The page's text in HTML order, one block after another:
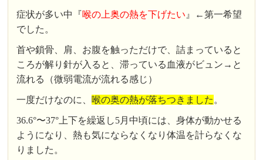
症状が多い中『喉の上奥の熱を下げたい 』←第一希望
でした。
首や鎖骨、肩、お腹を触っただけで、詰まっていると
ころが解り針が入ると、滞っている血液がビュン→と
流れる（微弱電流が流れる感じ）
一度だけなのに、 喉の奥の熱が落ちつきました 。
36.6°〜37°上下を繰返し5月中頃には、身体が動かせる
ようになり、熱も気にならなくなり体温を計らなくな
りました。